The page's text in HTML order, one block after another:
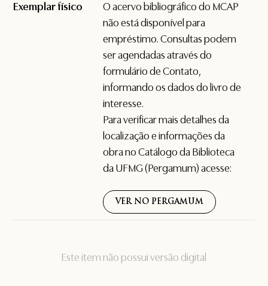
Este item não possui versão digital
Exemplar físico
O acervo bibliográfico do MCAP
não está disponível para
empréstimo. Consultas podem
ser agendadas através do
formulário deContato,
informando os dados do livro de
interesse.
Para verificar mais detalhes da
localização e informações da
obra no Catálogo da Biblioteca
da UFMG (Pergamum) acesse:
VER NO PERGAMUM